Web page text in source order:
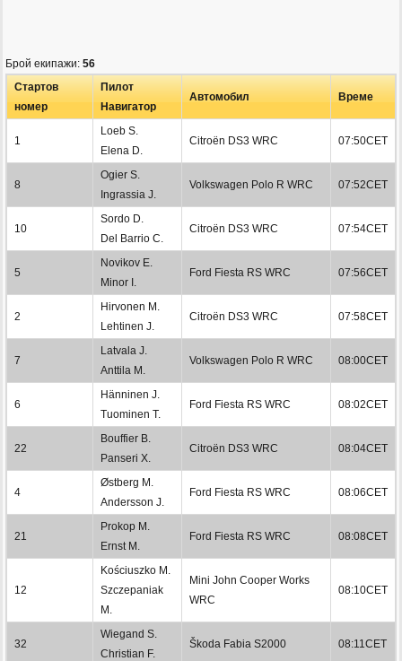
Брой екипажи: 56
Стартов
номер
Пилот
Навигатор
Автомобил Време
1
Loeb S.
Elena D.
Citroën DS3 WRC 07:50CET
8
Ogier S.
Ingrassia J.
Volkswagen Polo R WRC 07:52CET
10
Sordo D.
Del Barrio C.
Citroën DS3 WRC 07:54CET
5
Novikov E.
Minor I.
Ford Fiesta RS WRC 07:56CET
2
Hirvonen M.
Lehtinen J.
Citroën DS3 WRC 07:58CET
7
Latvala J.
Anttila M.
Volkswagen Polo R WRC 08:00CET
6
Hänninen J.
Tuominen T.
Ford Fiesta RS WRC 08:02CET
22
Bouffier B.
Panseri X.
Citroën DS3 WRC 08:04CET
4
Østberg M.
Andersson J.
Ford Fiesta RS WRC 08:06CET
21
Prokop M.
Ernst M.
Ford Fiesta RS WRC 08:08CET
12
Kościuszko M.
Szczepaniak
M.
Mini John Cooper Works
WRC
08:10CET
32
Wiegand S.
Christian F.
Škoda Fabia S2000 08:11CET